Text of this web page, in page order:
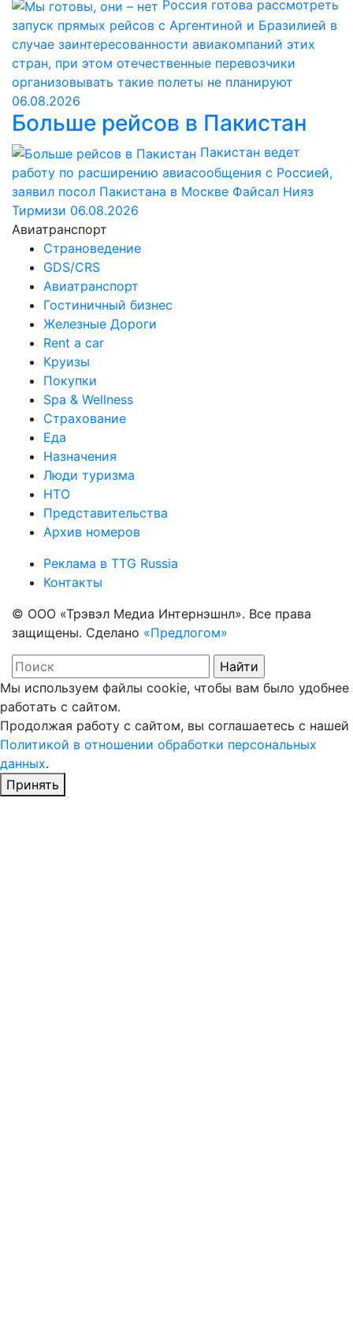
Россия готова рассмотреть
запуск прямых рейсов с Аргентиной и Бразилией в
случае заинтересованности авиакомпаний этих
стран, при этом отечественные перевозчики
организовывать такие полеты не планируют
06.08.2026
Больше рейсов в Пакистан
Пакистан ведет
работу по расширению авиасообщения с Россией,
заявил посол Пакистана в Москве Файсал Нияз
Тирмизи 06.08.2026
Авиатранспорт
Страноведение
GDS/CRS
Авиатранспорт
Гостиничный бизнес
Железные Дороги
Rent a car
Круизы
Покупки
Spa & Wellness
Страхование
Еда
Назначения
Люди туризма
НТО
Представительства
Архив номеров
Реклама в TTG Russia
Контакты
© ООО «Трэвэл Медиа Интернэшнл». Все права
защищены. Сделано «Предлогом»
Мы используем файлы cookie, чтобы вам было удобнее
работать с сайтом.
Продолжая работу с сайтом, вы соглашаетесь с нашей
Политикой в отношении обработки персональных
данных.
Принять